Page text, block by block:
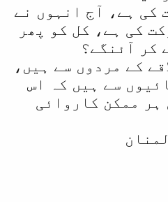
کی ہے، آج انہوں نے
کی ہے، کل کو پھر
کر آئنگے؟
کے مردوں سے ہیں،
سے ہیں کہ اس
ہر ممکن کاروائی